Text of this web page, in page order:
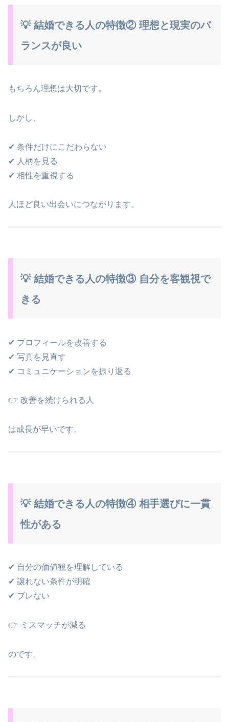
💡 結婚できる人の特徴② 理想と現実のバ
ランスが良い
もちろん理想は大切です。
しかし、
✔ 条件だけにこだわらない
✔ 人柄を見る
✔ 相性を重視する
人ほど良い出会いにつながります。
💡 結婚できる人の特徴③ 自分を客観視で
きる
✔ プロフィールを改善する
✔ 写真を見直す
✔ コミュニケーションを振り返る
👉 改善を続けられる人
は成長が早いです。
💡 結婚できる人の特徴④ 相手選びに一貫
性がある
✔ 自分の価値観を理解している
✔ 譲れない条件が明確
✔ ブレない
👉 ミスマッチが減る
のです。